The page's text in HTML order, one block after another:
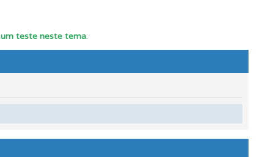
teste neste tema.